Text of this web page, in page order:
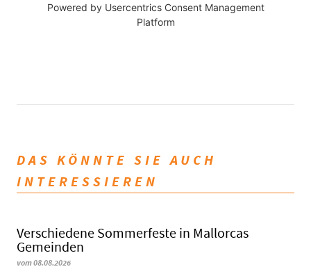
Powered by Usercentrics Consent Management
Platform
DAS KÖNNTE SIE AUCH
INTERESSIEREN
Verschiedene Sommerfeste in Mallorcas
Gemeinden
vom 08.08.2026